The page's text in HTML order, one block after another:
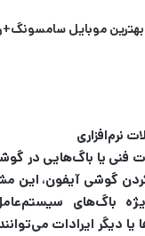
بهترین موبایل
فنی یا باگ‌هایی در
گوشی آیفون، این
باگ‌های